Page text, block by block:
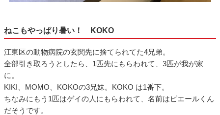
ねこもやっぱり暑い！ KOKO
江東区の動物病院の玄関先に捨てられてた4兄弟。
全部引き取ろうとしたら、1匹先にもらわれて、3匹が我が家
に。
KIKI、MOMO、KOKOの3兄妹。KOKO は1番下。
ちなみにもう1匹はゲイの人にもらわれて、名前はピエールくん
だそうです。